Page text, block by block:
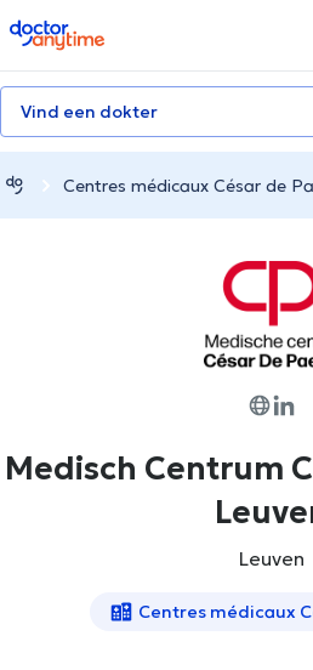
doctoranytime
Vind een dokter
Centres médicaux César de
Medisch Centrum
Leuven
Centres médicaux